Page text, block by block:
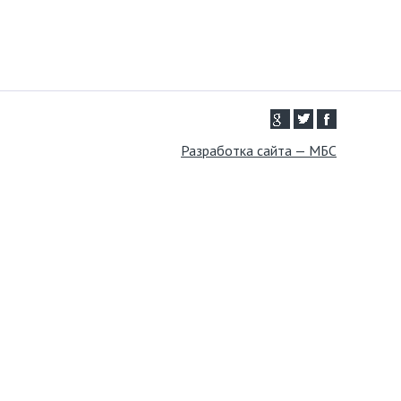
Разработка сайта — МБС